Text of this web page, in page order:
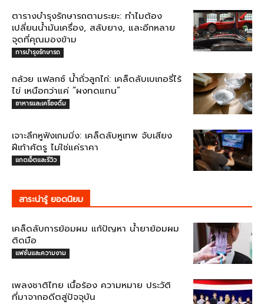
ตารางบำรุงรักษารถตามระยะ: ทำไมต้อง
เปลี่ยนน้ำมันเครื่อง, สลับยาง, และอีกหลาย
จุดที่คุณมองข้าม
การบำรุงรักษารถ
กล้วย แฟลกซ์ น้ำถั่วลูกไก่: เคล็ดลับเบเกอรี่ไร้
ไข่ เหนือกว่าแค่ “ผงทดแทน”
อาหารและเครื่องดื่ม
เจาะลึกหูฟังเกมมิ่ง: เคล็ดลับหูเทพ จับเสียง
ฝีเท้าศัตรู ไม่ใช่แค่ราคา
แกดเจ็ตและรีวิว
สาระน่ารู้ ยอดนิยม
เคล็ดลับการย้อมผม แก้ปัญหา น้ำยาย้อมผม
ติดมือ
แฟชั่นและความงาม
เพลงชาติไทย เนื้อร้อง ความหมาย ประวัติ
ที่มาจากอดีตสู่ปัจจุบัน